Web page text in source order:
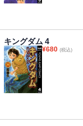
キングダム 4
¥680 (税込)